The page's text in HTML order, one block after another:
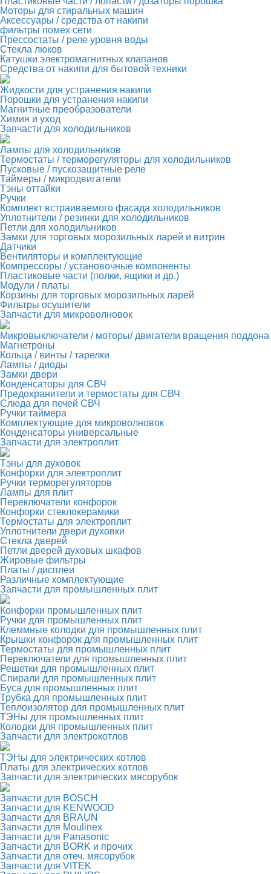
Моторы для стиральных машин
Аксессуары / средства от накипи
фильтры помех сети
Прессостаты / реле уровня воды
Стекла люков
Катушки электромагнитных клапанов
Средства от накипи для бытовой техники
Жидкости для устранения накипи
Порошки для устранения накипи
Магнитные преобразователи
Химия и уход
Запчасти для холодильников
Лампы для холодильников
Термостаты / терморегуляторы для холодильников
Пусковые / пускозащитные реле
Таймеры / микродвигатели
Тэны оттайки
Ручки
Комплект встраиваемого фасада холодильников
Уплотнители / резинки для холодильников
Петли для холодильников
Замки для торговых морозильных ларей и витрин
Датчики
Вентиляторы и комплектующие
Компрессоры / установочные компоненты
Пластиковые части (полки, ящики и др.)
Модули / платы
Корзины для торговых морозильных ларей
Фильтры осушители
Запчасти для микроволновок
Микровыключатели / моторы/ двигатели вращения поддона
Магнетроны
Кольца / винты / тарелки
Лампы / диоды
Замки двери
Конденсаторы для СВЧ
Предохранители и термостаты для СВЧ
Слюда для печей СВЧ
Ручки таймера
Комплектующие для микроволновок
Конденсаторы универсальные
Запчасти для электроплит
Тэны для духовок
Конфорки для электроплит
Ручки терморегуляторов
Лампы для плит
Переключатели конфорок
Конфорки стеклокерамики
Термостаты для электроплит
Уплотнители двери духовки
Стекла дверей
Петли дверей духовых шкафов
Жировые фильтры
Платы / дисплеи
Различные комплектующие
Запчасти для промышленных плит
Конфорки промышленных плит
Ручки для промышленных плит
Клеммные колодки для промышленных плит
Крышки конфорок для промышленных плит
Термостаты для промышленных плит
Переключатели для промышленных плит
Решетки для промышленных плит
Спирали для промышленных плит
Буса для промышленных плит
Трубка для промышленных плит
Теплоизолятор для промышленных плит
ТЭНы для промышленных плит
Колодки для промышленных плит
Запчасти для электрокотлов
ТЭНы для электрических котлов
Платы для электрических котлов
Запчасти для электрических мясорубок
Запчасти для BOSCH
Запчасти для KENWOOD
Запчасти для BRAUN
Запчасти для Moulinex
Запчасти для Panasonic
Запчасти для BORK и прочих
Запчасти для отеч. мясорубок
Запчасти для VITEK